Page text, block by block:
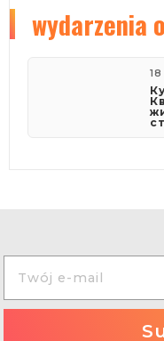
wydarzenia
18